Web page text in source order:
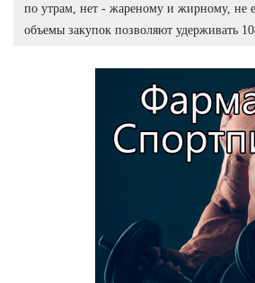
по утрам, нет - жареному и жирному, не
объемы закупок позволяют удерживать